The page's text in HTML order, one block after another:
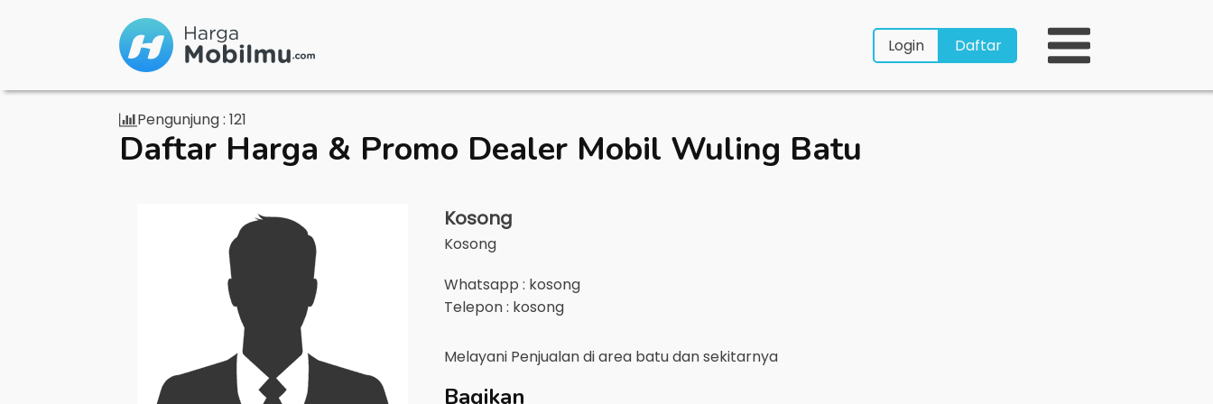
Login Daftar
Pengunjung : 121
Daftar Harga & Promo Dealer Mobil Wuling Batu
Kosong
Kosong
Whatsapp : kosong
Telepon : kosong
Melayani Penjualan di area batudan sekitarnya
Bagikan